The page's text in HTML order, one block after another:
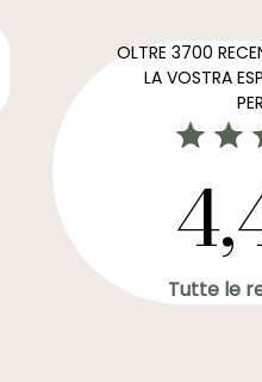
OLTRE 3700
LA VOSTRA
Tutte le